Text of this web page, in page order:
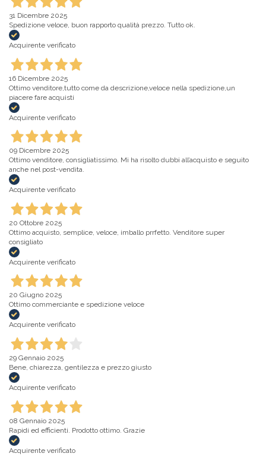
31 Dicembre 2025
Spedizione veloce, buon rapporto qualità prezzo. Tutto ok.
Acquirente verificato
16 Dicembre 2025
Ottimo venditore,tutto come da descrizione,veloce nella spedizione,un
piacere fare acquisti
Acquirente verificato
09 Dicembre 2025
Ottimo venditore, consigliatissimo. Mi ha risolto dubbi all’acquisto e seguito
anche nel post-vendita.
Acquirente verificato
20 Ottobre 2025
Ottimo acquisto, semplice, veloce, imballo prrfetto. Venditore super
consigliato
Acquirente verificato
20 Giugno 2025
Ottimo commerciante e spedizione veloce
Acquirente verificato
29 Gennaio 2025
Bene, chiarezza, gentilezza e prezzo giusto
Acquirente verificato
08 Gennaio 2025
Rapidi ed efficienti. Prodotto ottimo. Grazie
Acquirente verificato